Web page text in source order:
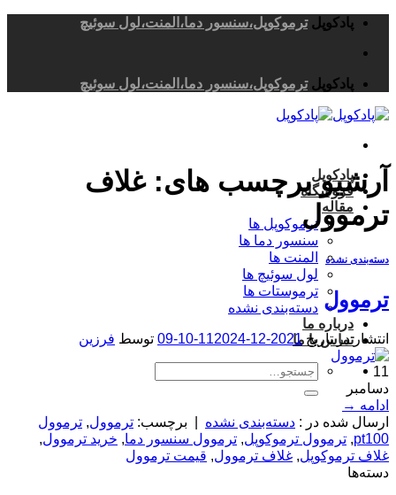
Skip
content
پادکوپلترموکوپل،سنسور دما،المنت،لول سوئیچ
پادکوپلترموکوپل،سنسور دما،المنت،لول سوئیچ
پادکوپل
فروشگاه
مقاله
ترموکوپل ها
سنسور دما ها
المنت ها
لول سوئیچ ها
ترموستات ها
دسته‌بندی نشده
درباره ما
تماس با ما
جستجو
آرشیو برچسب های:غلاف
ترموول
دسته‌بندی نشده
ترموول
انتشار در تاریخ2021-12-11
2024-10-09 توسط فرزین
11
دسامبر
ادامه →
ارسال شده در : دسته‌بندی نشده برچسب: ترموول, ترموول
pt100
, ترموول ترموکوپل, ترموول سنسور دما, خرید ترموول,
غلاف ترموکوپل, غلاف ترموول, قیمت ترموول
دسته‌ها